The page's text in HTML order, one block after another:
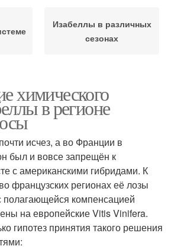
Изабеллы в различных
сезонах
химического
в регионе
исчез, а во Франции в
был и вовсе запрещён к
с американскими гибридами. К
французских регионах её лозы
компенсацией
на европейские Vitis Vinifera.
гипотез принятия такого решения